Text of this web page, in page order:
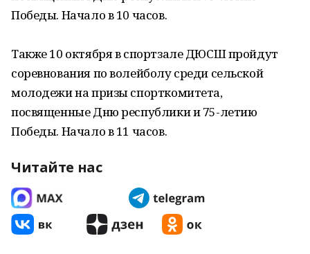
Победы. Начало в 10 часов.
Также 10 октября в спортзале ДЮСШ пройдут
соревнования по волейболу среди сельской
молодежи на призы спорткомитета,
посвященные Дню республики и 75-летию
Победы. Начало в 11 часов.
Читайте нас